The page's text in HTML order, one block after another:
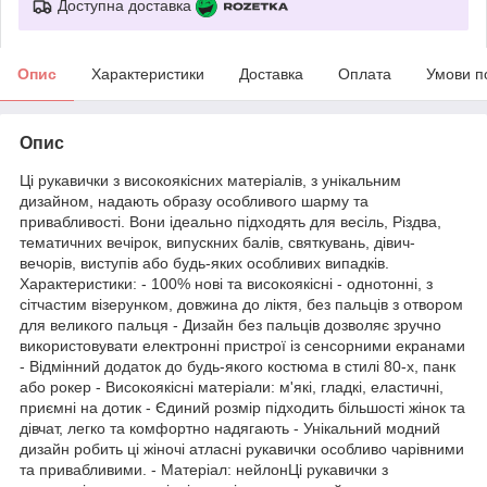
Доступна доставка
Опис Характеристики Доставка Оплата Умови
Опис
Ці рукавички з високоякісних матеріалів, з унікальним
дизайном, надають образу особливого шарму та
привабливості. Вони ідеально підходять для весіль, Різдва,
тематичних вечірок, випускних балів, святкувань, дівич-
вечорів, виступів або будь-яких особливих випадків.
Характеристики: - 100% нові та високоякісні - однотонні, з
сітчастим візерунком, довжина до ліктя, без пальців з отвором
для великого пальця - Дизайн без пальців дозволяє зручно
використовувати електронні пристрої із сенсорними екранами
- Відмінний додаток до будь-якого костюма в стилі 80-х, панк
або рокер - Високоякісні матеріали: м'які, гладкі, еластичні,
приємні на дотик - Єдиний розмір підходить більшості жінок та
дівчат, легко та комфортно надягають - Унікальний модний
дизайн робить ці жіночі атласні рукавички особливо чарівними
та привабливими. - Матеріал: нейлонЦі рукавички з